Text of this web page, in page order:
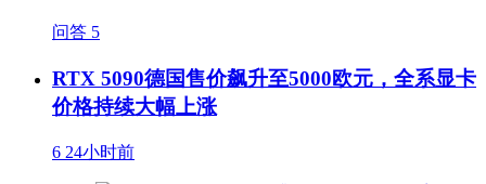
问答 5
RTX 5090德国售价飙升至5000欧元，全系显卡
价格持续大幅上涨
6 24小时前